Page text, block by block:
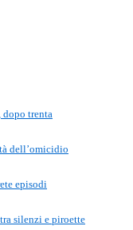
dopo trenta
dell’omicidio
episodi
silenzi e piroette